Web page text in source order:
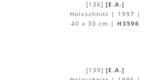
[136] [E.A.]
Holzschnitt | 1997 |
40 x 30 cm |
H3596
[139] [E.A.]